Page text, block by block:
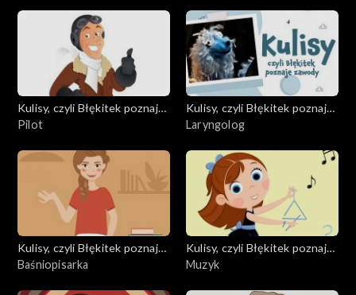
Kulisy, czyli Błękitek poznaje
zawody
Pilot
Kulisy, czyli Błękitek poznaje
zawody
Laryngolog
Kulisy, czyli Błękitek poznaje
zawody
Baśniopisarka
Kulisy, czyli Błękitek poznaje
zawody
Muzyk